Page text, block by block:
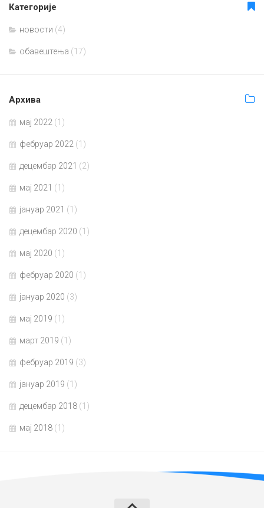
Категорије
новости (4)
обавештења (17)
Архива
мај 2022 (1)
фебруар 2022 (1)
децембар 2021 (2)
мај 2021 (1)
јануар 2021 (1)
децембар 2020 (1)
мај 2020 (1)
фебруар 2020 (1)
јануар 2020 (3)
мај 2019 (1)
март 2019 (1)
фебруар 2019 (3)
јануар 2019 (1)
децембар 2018 (1)
мај 2018 (1)